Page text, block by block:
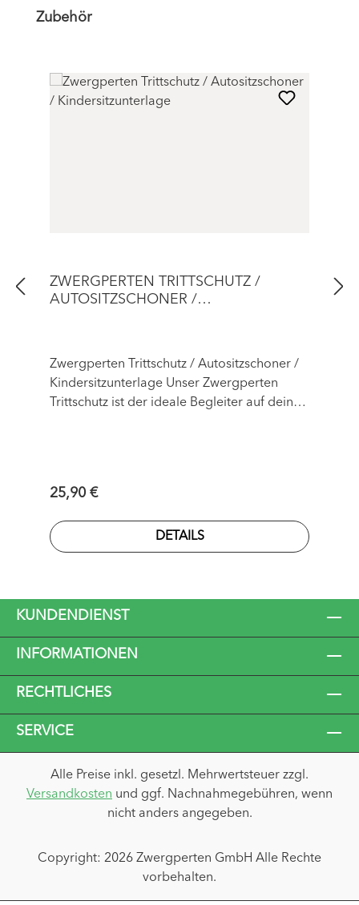
Produktgalerie überspringen
Zubehör
ZWERGPERTEN TRITTSCHUTZ /
AUTOSITZSCHONER /
Zwergperten Trittschutz / Autositzschoner /
Kindersitzunterlage Unser Zwergperten
Trittschutz ist der ideale Begleiter auf deinen
welche vom Abstellen staubig ist, oder die
dreckigen Kinderschuhe - der Autositz leidet
meist deutlich darunter.
Regulärer Preis:
25,90 €
DETAILS
KUNDENDIENST
INFORMATIONEN
RECHTLICHES
SERVICE
Alle Preise inkl. gesetzl. Mehrwertsteuer zzgl.
Versandkosten und ggf. Nachnahmegebühren, wenn
nicht anders angegeben.
Copyright: 2026 Zwergperten GmbH Alle Rechte
vorbehalten.